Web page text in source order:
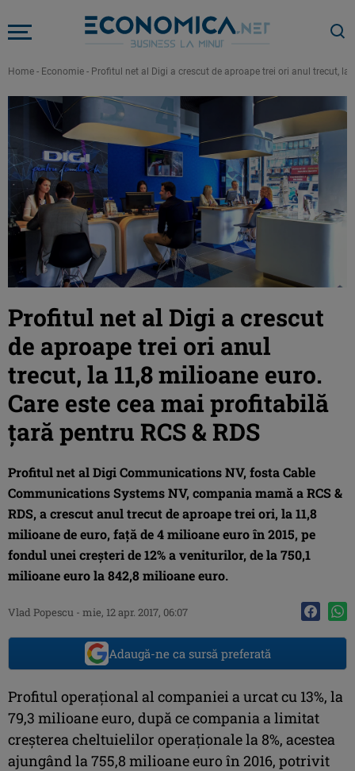
Home - Economie - Profitul net al Digi a crescut de aproape trei ori anul trecut, la
Profitul net al Digi a crescut
de aproape trei ori anul
trecut, la 11,8 milioane euro.
Care este cea mai profitabilă
ţară pentru RCS & RDS
Profitul net al Digi Communications NV, fosta Cable
Communications Systems NV, compania mamă a RCS &
RDS, a crescut anul trecut de aproape trei ori, la 11,8
milioane de euro, faţă de 4 milioane euro în 2015, pe
fondul unei creşteri de 12% a veniturilor, de la 750,1
milioane euro la 842,8 milioane euro.
Vlad Popescu - mie, 12 apr. 2017, 06:07
Adaugă-ne ca sursă preferată
Profitul operaţional al companiei a urcat cu 13%, la
79,3 milioane euro, după ce compania a limitat
creşterea cheltuielilor operaţionale la 8%, acestea
ajungând la 755,8 milioane euro în 2016, potrivit